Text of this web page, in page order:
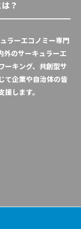
？
ラーエコノミー専門
外のサーキュラーエ
ーキング、共創型サ
て企業や自治体の皆
します。